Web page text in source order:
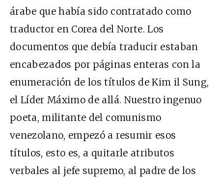
árabe que había sido contratado como
traductor en Corea del Norte. Los
documentos que debía traducir estaban
encabezados por páginas enteras con la
enumeración de los títulos de Kim il Sung,
el Líder Máximo de allá. Nuestro ingenuo
poeta, militante del comunismo
venezolano, empezó a resumir esos
títulos, esto es, a quitarle atributos
verbales al jefe supremo, al padre de los